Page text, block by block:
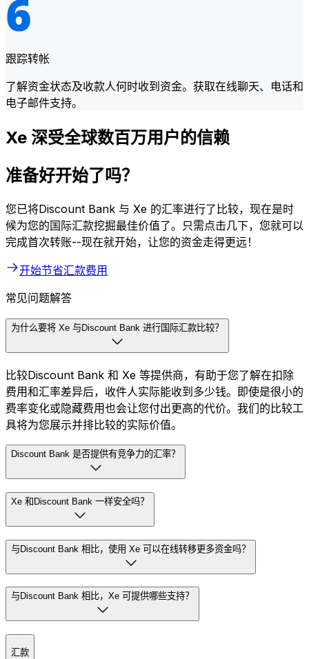
跟踪转帐
了解资金状态及收款人何时收到资金。获取在线聊天、电话和
电子邮件支持。
Xe 深受全球数百万用户的信赖
准备好开始了吗？
您已将Discount Bank 与 Xe 的汇率进行了比较，现在是时
候为您的国际汇款挖掘最佳价值了。只需点击几下，您就可以
完成首次转账--现在就开始，让您的资金走得更远！
开始节省汇款费用
常见问题解答
为什么要将 Xe 与Discount Bank 进行国际汇款比较？
比较Discount Bank 和 Xe 等提供商，有助于您了解在扣除
费用和汇率差异后，收件人实际能收到多少钱。即使是很小的
费率变化或隐藏费用也会让您付出更高的代价。我们的比较工
具将为您展示并排比较的实际价值。
Discount Bank 是否提供有竞争力的汇率？
Xe 和Discount Bank 一样安全吗？
与Discount Bank 相比，使用 Xe 可以在线转移更多资金吗？
与Discount Bank 相比，Xe 可提供哪些支持？
汇款